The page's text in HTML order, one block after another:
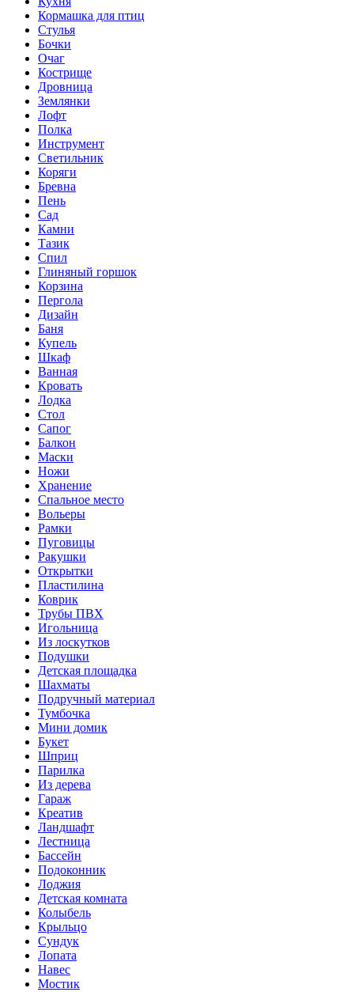
Кормашка для птиц
Стулья
Бочки
Очаг
Кострище
Дровница
Землянки
Лофт
Полка
Инструмент
Светильник
Коряги
Бревна
Пень
Сад
Камни
Тазик
Спил
Глиняный горшок
Корзина
Пергола
Дизайн
Баня
Купель
Шкаф
Ванная
Кровать
Лодка
Стол
Сапог
Балкон
Маски
Ножи
Хранение
Спальное место
Вольеры
Рамки
Пуговицы
Ракушки
Открытки
Пластилина
Коврик
Трубы ПВХ
Игольница
Из лоскутков
Подушки
Детская площадка
Шахматы
Подручный материал
Тумбочка
Мини домик
Букет
Шприц
Парилка
Из дерева
Гараж
Креатив
Ландшафт
Лестница
Бассейн
Подоконник
Лоджия
Детская комната
Колыбель
Крыльцо
Сундук
Лопата
Навес
Мостик